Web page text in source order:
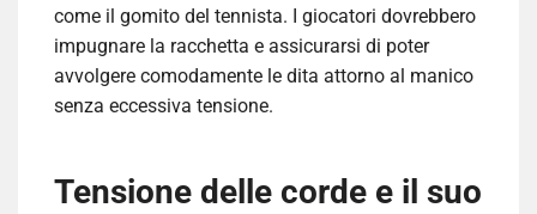
come il gomito del tennista. I giocatori dovrebbero
impugnare la racchetta e assicurarsi di poter
avvolgere comodamente le dita attorno al manico
senza eccessiva tensione.
Tensione delle corde e il suo